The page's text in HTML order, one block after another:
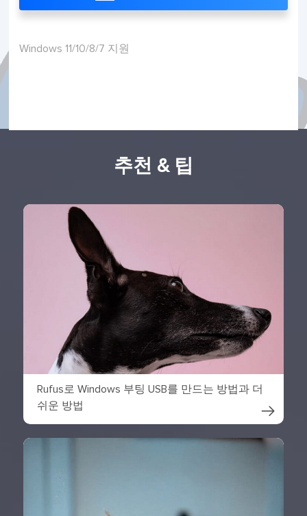
Windows 11/10/8/7 지원
추천 & 팁
Rufus로 Windows 부팅 USB를 만드는 방법과 더
쉬운 방법
